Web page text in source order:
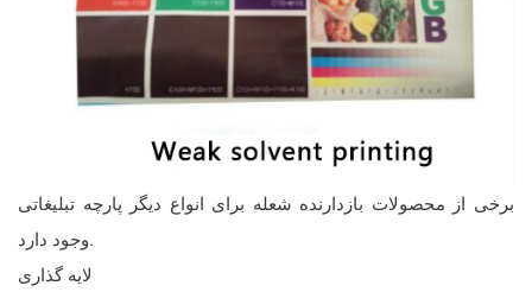
برخی از محصولات بازدارنده شعله برای انواع دیگر پارچه تبلیغاتی
وجود دارد.
لایه گذاری